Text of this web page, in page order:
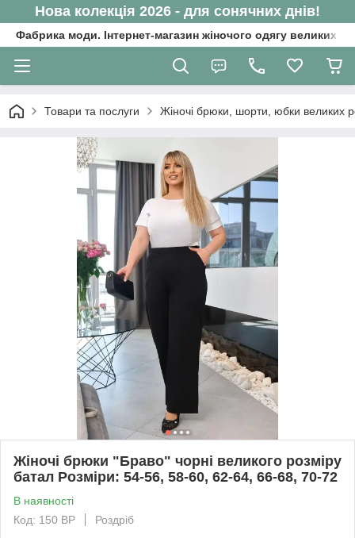
Нова колекція 2026 - для сонячних днів!
Фабрика моди. Інтернет-магазин жіночого одягу великих
Товари та послуги Жіночі брюки, шорти, юбки великих
Жіночі брюки "Браво" чорні великого розміру
батал Розміри: 54-56, 58-60, 62-64, 66-68, 70-72
В наявності
Код: 150 ВР
Роздріб